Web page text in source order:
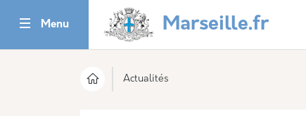
Marseille.fr
Menu
Actualités
Panneau de gestion des cookies